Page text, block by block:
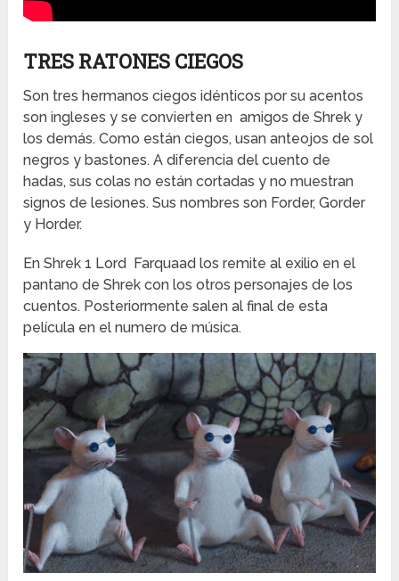
TRES RATONES CIEGOS
Son tres hermanos ciegos idénticos por su acentos
son ingleses y se convierten en amigos de Shrek y
los demás. Como están ciegos, usan anteojos de sol
negros y bastones. A diferencia del cuento de
hadas, sus colas no están cortadas y no muestran
signos de lesiones. Sus nombres son Forder, Gorder
y Horder.
En Shrek 1 Lord Farquaad los remite al exilio en el
pantano de Shrek con los otros personajes de los
cuentos. Posteriormente salen al final de esta
película en el numero de música.